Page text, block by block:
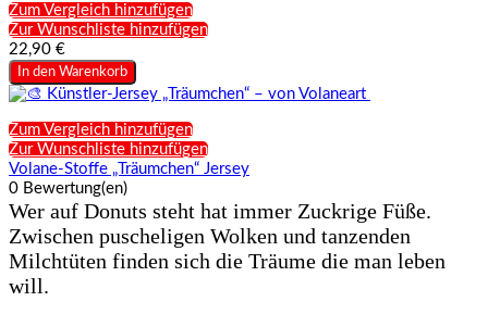
Zum Vergleich hinzufügen
Zur Wunschliste hinzufügen
22,90 €
In den Warenkorb
Zum Vergleich hinzufügen
Zur Wunschliste hinzufügen
Volane-Stoffe „Träumchen“ Jersey
0 Bewertung(en)
Wer auf Donuts steht hat immer Zuckrige Füße.
Zwischen puscheligen Wolken und tanzenden
Milchtüten finden sich die Träume die man leben
will.